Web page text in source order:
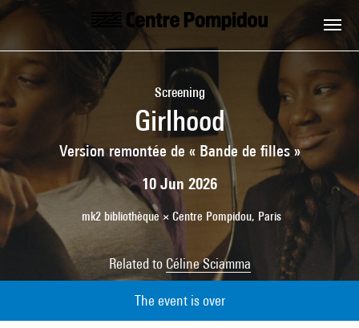
Skip to main content
Centre Pompidou
Screening
Girlhood
Version remontée de « Bande de filles »
10 Jun 2026
mk2 bibliothèque × Centre Pompidou, Paris
Related to Céline Sciamma
The event is over